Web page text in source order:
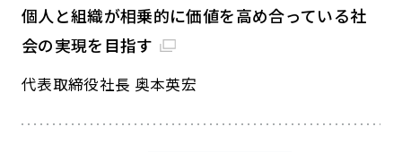
個人と組織が相乗的に価値を高め合っている社
会の実現を目指す
代表取締役社長 奥本英宏